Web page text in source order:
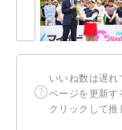
いいね数は遅れ
ページを更新す
クリックして推